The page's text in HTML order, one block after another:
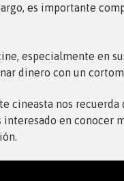
es importante
especialmente en
dinero con un
cineasta nos
interesado en